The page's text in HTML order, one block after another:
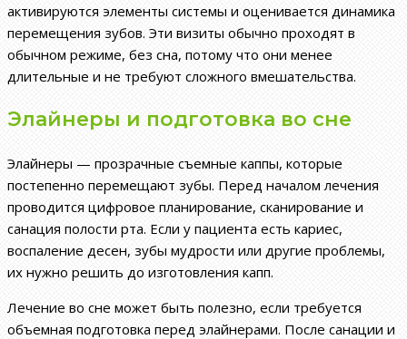
активируются элементы системы и оценивается динамика
перемещения зубов. Эти визиты обычно проходят в
обычном режиме, без сна, потому что они менее
длительные и не требуют сложного вмешательства.
Элайнеры и подготовка во сне
Элайнеры — прозрачные съемные каппы, которые
постепенно перемещают зубы. Перед началом лечения
проводится цифровое планирование, сканирование и
санация полости рта. Если у пациента есть кариес,
воспаление десен, зубы мудрости или другие проблемы,
их нужно решить до изготовления капп.
Лечение во сне может быть полезно, если требуется
объемная подготовка перед элайнерами. После санации и